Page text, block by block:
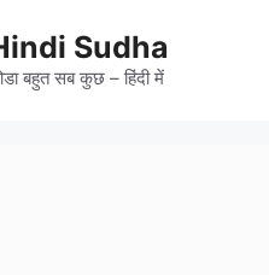
Sudha
बहुत सब कुछ – हिंदी में